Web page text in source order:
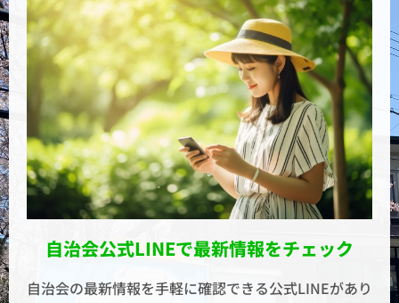
自治会公式LINEで最新情報をチェック
自治会の最新情報を手軽に確認できる公式LINEがあり